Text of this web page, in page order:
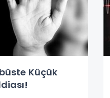
Küçük